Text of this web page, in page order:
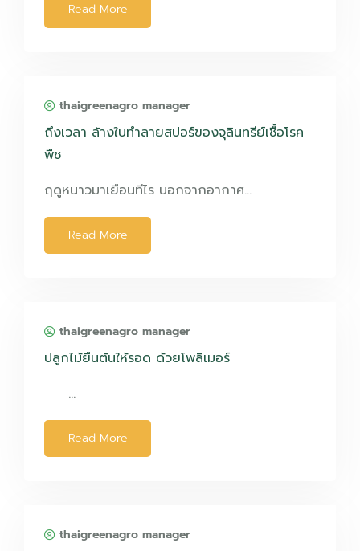
Read More
thaigreenagro manager
ถึงเวลา ล้างใบทำลายสปอร์ของจุลินทรีย์เชื้อโรค
พืช
ฤดูหนาวมาเยือนทีไร นอกจากอากาศ…
Read More
thaigreenagro manager
ปลูกไม้ยืนต้นให้รอด ด้วยโพลิเมอร์
…
Read More
thaigreenagro manager